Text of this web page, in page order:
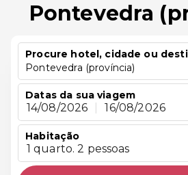
Pontevedra
Procure hotel, cidade ou
Pontevedra (província)
Datas da sua viagem
14/08/2026 16/08/2026
Habitação
1 quarto. 2 pessoas